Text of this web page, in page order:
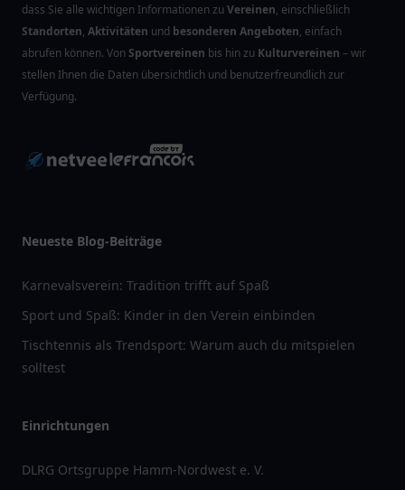
dass Sie alle wichtigen Informationen zu Vereinen, einschließlich
Standorten, Aktivitäten und besonderen Angeboten, einfach
abrufen können. VonSportvereinen bis hin zu Kulturvereinen – wir
stellen Ihnen die Daten übersichtlich und benutzerfreundlich zur
Verfügung.
Neueste Blog-Beiträge
Karnevalsverein: Tradition trifft auf Spaß
Sport und Spaß: Kinder in den Verein einbinden
Tischtennis als Trendsport: Warum auch du mitspielen
solltest
Einrichtungen
DLRG Ortsgruppe Hamm-Nordwest e. V.